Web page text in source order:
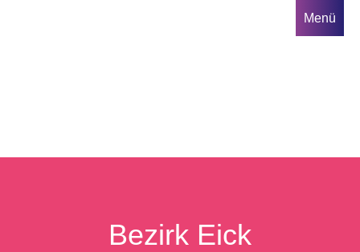
Menü
Bezirk Eick